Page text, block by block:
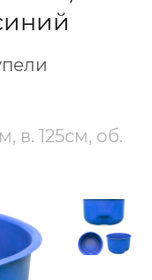
в. 125см, об.